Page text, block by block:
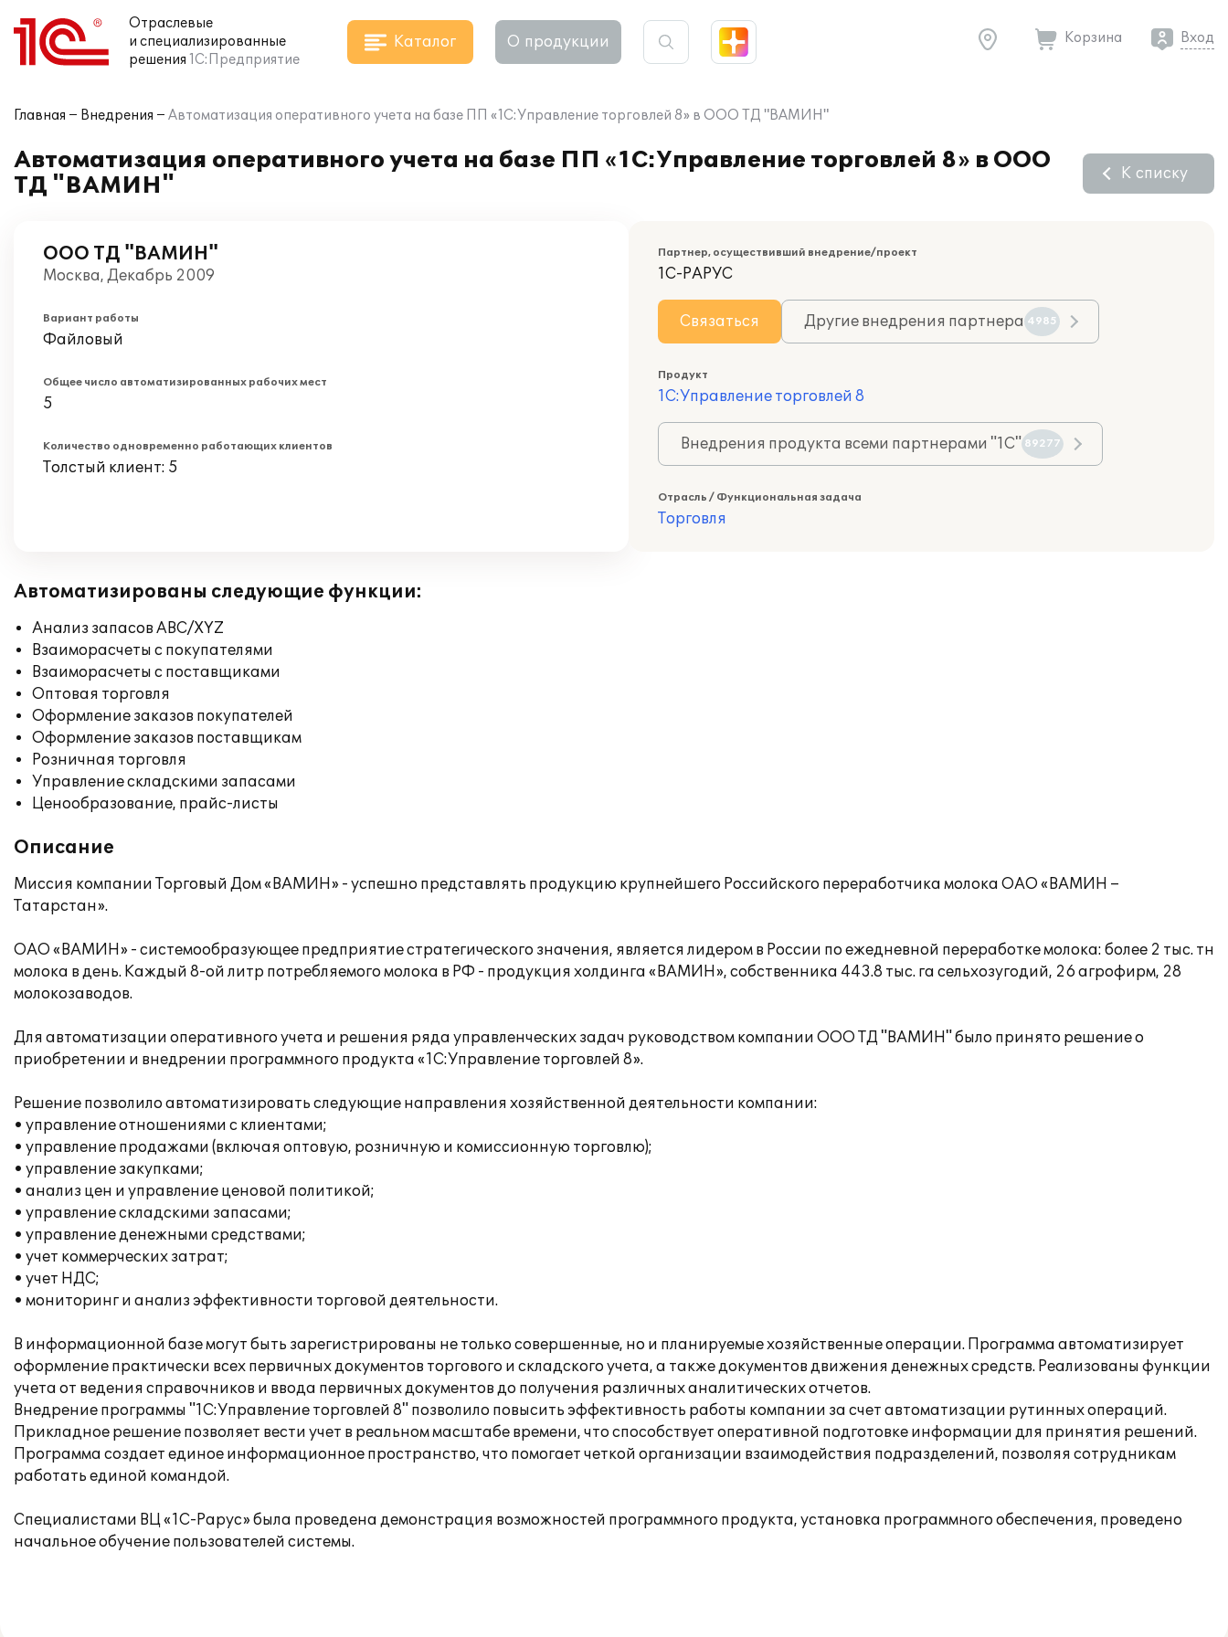
Отраслевые
и специализированные
решения 1С:Предприятие
Каталог О продукции Корзина Вход
Главная Внедрения Автоматизация оперативного учета на базе ПП «1С:Управление торговлей 8» в ООО ТД "ВАМИН"
Автоматизация оперативного учета на базе ПП «1С:Управление торговлей 8» в ООО
ТД "ВАМИН"
К списку
ООО ТД "ВАМИН"
Москва, Декабрь 2009
Вариант работы
Файловый
Общее число автоматизированных рабочих мест
5
Количество одновременно работающих клиентов
Толстый клиент: 5
Партнер, осуществивший внедрение/проект
1С-РАРУС
Связаться Другие внедрения партнера 4985
Продукт
1С:Управление торговлей 8
Внедрения продукта всеми партнерами "1С" 89277
Отрасль / Функциональная задача
Торговля
Автоматизированы следующие функции:
Анализ запасов ABC/XYZ
Взаиморасчеты с покупателями
Взаиморасчеты с поставщиками
Оптовая торговля
Оформление заказов покупателей
Оформление заказов поставщикам
Розничная торговля
Управление складскими запасами
Ценообразование, прайс-листы
Описание
Миссия компании Торговый Дом «ВАМИН» - успешно представлять продукцию крупнейшего Российского переработчика молока ОАО «ВАМИН –
Татарстан».
ОАО «ВАМИН» - системообразующее предприятие стратегического значения, является лидером в России по ежедневной переработке молока: более 2 тыс. тн
молока в день. Каждый 8-ой литр потребляемого молока в РФ - продукция холдинга «ВАМИН», собственника 443.8 тыс. га сельхозугодий, 26 агрофирм, 28
молокозаводов.
Для автоматизации оперативного учета и решения ряда управленческих задач руководством компании ООО ТД "ВАМИН" было принято решение о
приобретении и внедрении программного продукта «1С:Управление торговлей 8».
Решение позволило автоматизировать следующие направления хозяйственной деятельности компании:
• управление отношениями с клиентами;
• управление продажами (включая оптовую, розничную и комиссионную торговлю);
• управление закупками;
• анализ цен и управление ценовой политикой;
• управление складскими запасами;
• управление денежными средствами;
• учет коммерческих затрат;
• учет НДС;
• мониторинг и анализ эффективности торговой деятельности.
В информационной базе могут быть зарегистрированы не только совершенные, но и планируемые хозяйственные операции. Программа автоматизирует
оформление практически всех первичных документов торгового и складского учета, а также документов движения денежных средств. Реализованы функции
учета от ведения справочников и ввода первичных документов до получения различных аналитических отчетов.
Внедрение программы "1С:Управление торговлей 8" позволило повысить эффективность работы компании за счет автоматизации рутинных операций.
Прикладное решение позволяет вести учет в реальном масштабе времени, что способствует оперативной подготовке информации для принятия решений.
Программа создает единое информационное пространство, что помогает четкой организации взаимодействия подразделений, позволяя сотрудникам
работать единой командой.
Специалистами ВЦ «1С-Рарус» была проведена демонстрация возможностей программного продукта, установка программного обеспечения, проведено
начальное обучение пользователей системы.